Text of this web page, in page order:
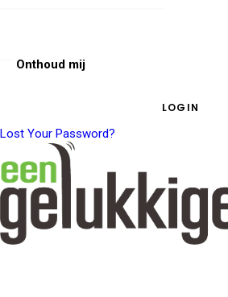
Onthoud mij
Lost Your Password?